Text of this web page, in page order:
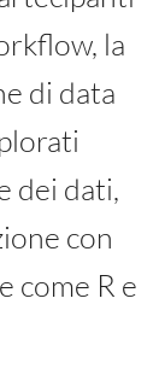
la
di data
dei dati,
con
come R e